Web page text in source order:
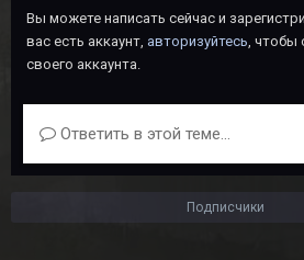
Вы можете написать сейчас и
вас есть аккаунт, авторизуйтесь, чтобы
своего аккаунта.
Ответить в этой теме...
Подписчики